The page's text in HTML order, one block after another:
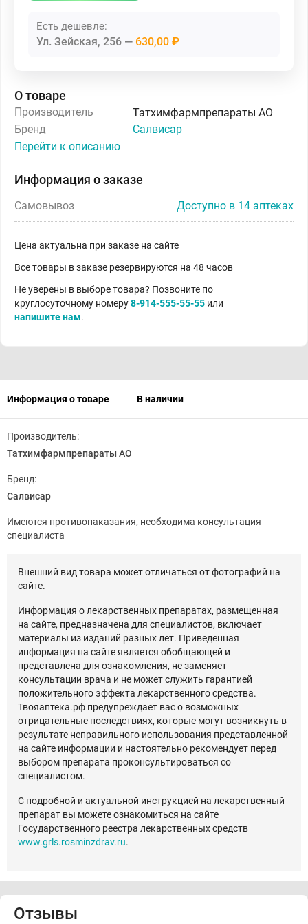
Есть дешевле:
Ул. Зейская, 256 630,00 ₽
О товаре
Производитель
Татхимфармпрепараты АО
Бренд
Салвисар
Перейти к описанию
Информация о заказе
Самовывоз Доступно в 14 аптеках
Цена актуальна при заказе на сайте
Все товары в заказе резервируются на 48 часов
Не уверены в выборе товара? Позвоните по
круглосуточному номеру8-914-555-55-55 или
напишите нам.
Информация о товаре В наличии
Производитель:
Татхимфармпрепараты АО
Бренд:
Салвисар
Имеются противопаказания, необходима консультация
специалиста
Внешний вид товара может отличаться от фотографий на
сайте.
Информация о лекарственных препаратах, размещенная
на сайте, предназначена для специалистов, включает
материалы из изданий разных лет. Приведенная
информация на сайте является обобщающей и
представлена для ознакомления, не заменяет
консультации врача и не может служить гарантией
положительного эффекта лекарственного средства.
Твояаптека.рф предупреждает вас о возможных
отрицательные последствиях, которые могут возникнуть в
результате неправильного использования представленной
на сайте информации и настоятельно рекомендует перед
выбором препарата проконсультироваться со
специалистом.
С подробной и актуальной инструкцией на лекарственный
препарат вы можете ознакомиться на сайте
Государственного реестра лекарственных средств
www.grls.rosminzdrav.ru.
Отзывы